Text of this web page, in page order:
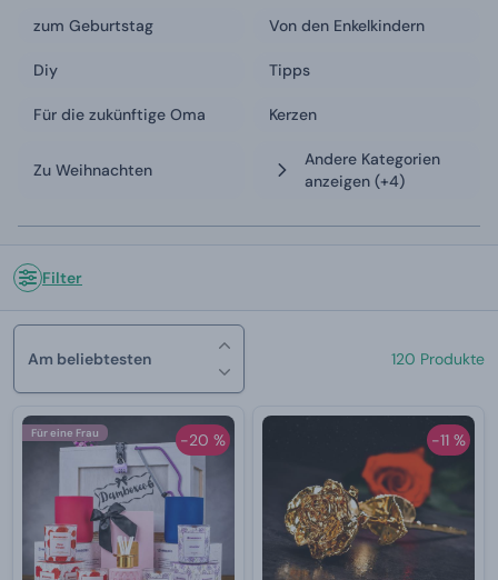
zum Geburtstag Von den Enkelkindern
Diy Tipps
Für die zukünftige Oma Kerzen
Zu Weihnachten
Andere Kategorien
anzeigen (+4)
Filter
Am beliebtesten 120 Produkte
-20 %
Für eine Frau -11 %